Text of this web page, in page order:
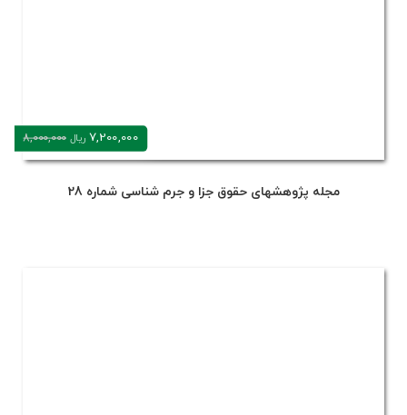
7,200,000 ریال 8,000,000
مجله پژوهشهای حقوق جزا و جرم شناسی شماره 28